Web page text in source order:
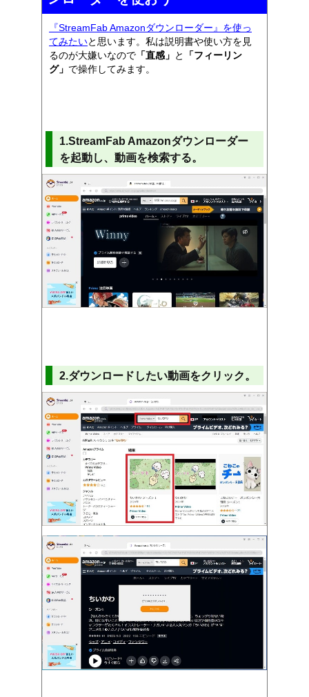
『StreamFab Amazonダウンローダー』を使っ
てみたいと思います。私は説明書や使い方を見
るのが大嫌いなので 「直感」 と
「フィーリン
グ」 で操作してみます。
1.StreamFab Amazonダウンローダー
を起動し、動画を検索する。
2.ダウンロードしたい動画をクリック。